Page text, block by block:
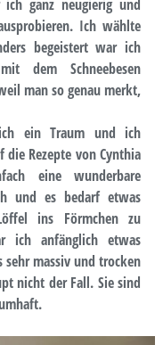
ganz neugierig und
Ich wählte
begeistert war ich
dem Schneebesen
man so genau merkt,
ein Traum und ich
Rezepte von Cynthia
eine wunderbare
und es bedarf etwas
ins Förmchen zu
ich anfänglich etwas
massiv und trocken
nicht der Fall. Sie sind